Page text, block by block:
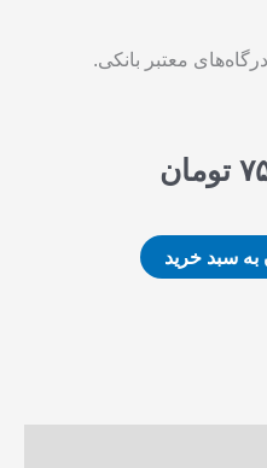
معتبر بانکی.
۱۶۰,۰۰۰ تومان
تومان
است.
به سبد خرید